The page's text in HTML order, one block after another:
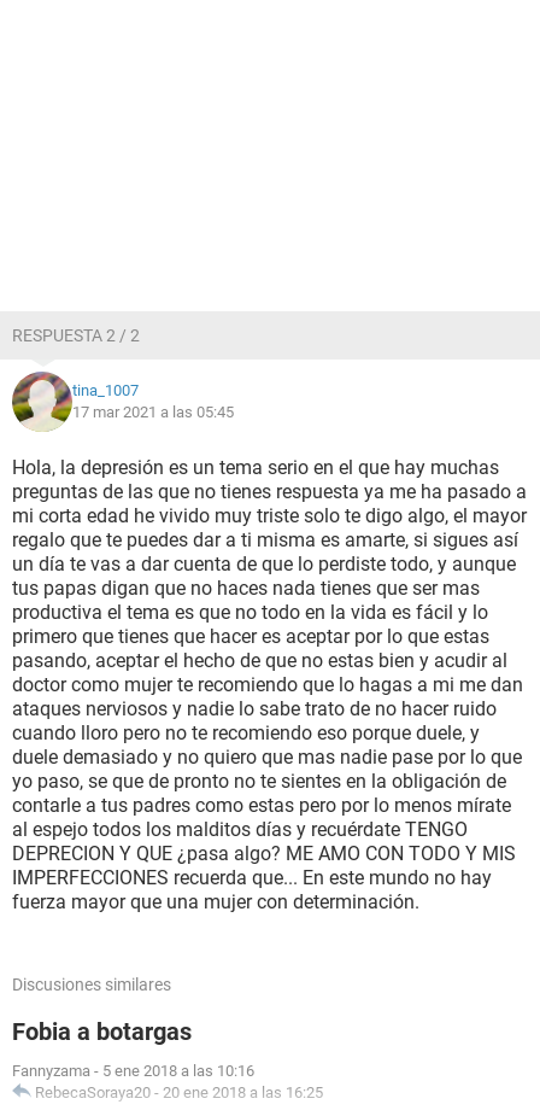
RESPUESTA 2 / 2
tina_1007
17 mar 2021 a las 05:45
Hola, la depresión es un tema serio en el que hay muchas
preguntas de las que no tienes respuesta ya me ha pasado a
mi corta edad he vivido muy triste solo te digo algo, el mayor
regalo que te puedes dar a ti misma es amarte, si sigues así
un día te vas a dar cuenta de que lo perdiste todo, y aunque
tus papas digan que no haces nada tienes que ser mas
productiva el tema es que no todo en la vida es fácil y lo
primero que tienes que hacer es aceptar por lo que estas
pasando, aceptar el hecho de que no estas bien y acudir al
doctor como mujer te recomiendo que lo hagas a mi me dan
ataques nerviosos y nadie lo sabe trato de no hacer ruido
cuando lloro pero no te recomiendo eso porque duele, y
duele demasiado y no quiero que mas nadie pase por lo que
yo paso, se que de pronto no te sientes en la obligación de
contarle a tus padres como estas pero por lo menos mírate
al espejo todos los malditos días y recuérdate TENGO
DEPRECION Y QUE ¿pasa algo? ME AMO CON TODO Y MIS
IMPERFECCIONES recuerda que... En este mundo no hay
fuerza mayor que una mujer con determinación.
Discusiones similares
Fobia a botargas
Fannyzama - 5 ene 2018 a las 10:16
RebecaSoraya20 - 20 ene 2018 a las 16:25